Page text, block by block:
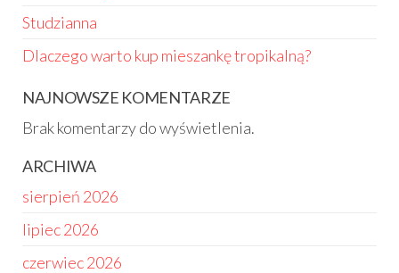
Studzianna
Dlaczego warto kup mieszankę tropikalną?
NAJNOWSZE KOMENTARZE
Brak komentarzy do wyświetlenia.
ARCHIWA
sierpień 2026
lipiec 2026
czerwiec 2026